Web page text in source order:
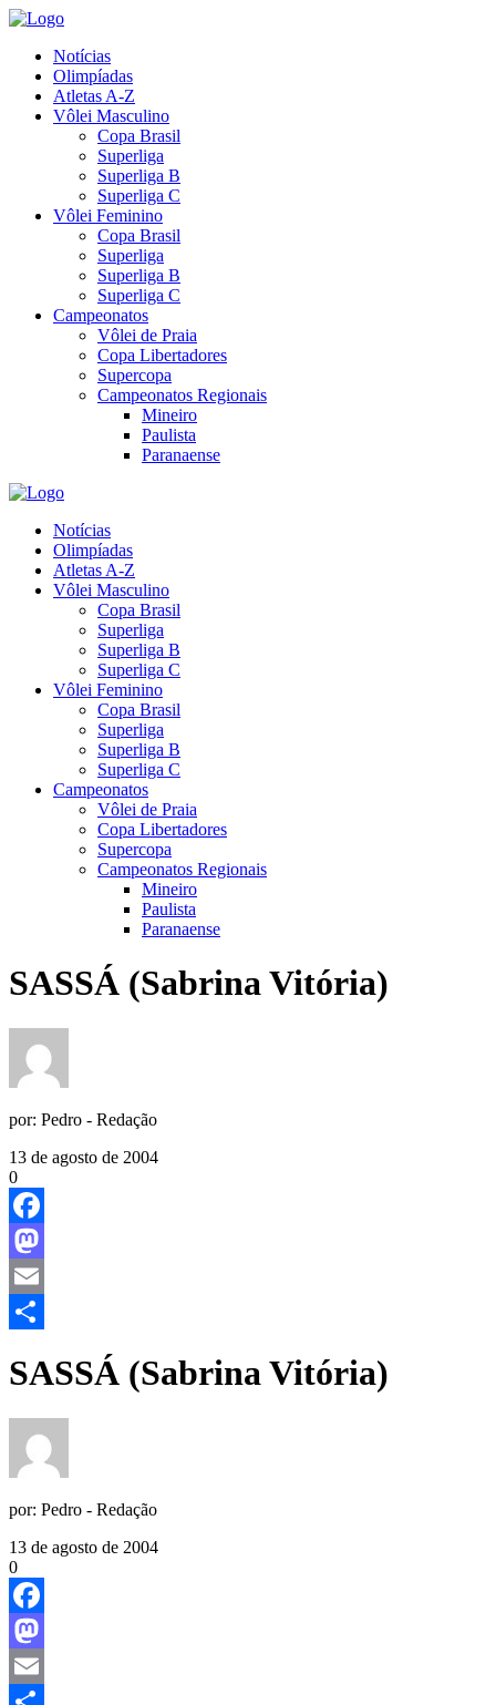
Notícias
Olimpíadas
Atletas A-Z
Vôlei Masculino
Copa Brasil
Superliga
Superliga B
Superliga C
Vôlei Feminino
Copa Brasil
Superliga
Superliga B
Superliga C
Campeonatos
Vôlei de Praia
Copa Libertadores
Supercopa
Campeonatos Regionais
Mineiro
Paulista
Paranaense
Notícias
Olimpíadas
Atletas A-Z
Vôlei Masculino
Copa Brasil
Superliga
Superliga B
Superliga C
Vôlei Feminino
Copa Brasil
Superliga
Superliga B
Superliga C
Campeonatos
Vôlei de Praia
Copa Libertadores
Supercopa
Campeonatos Regionais
Mineiro
Paulista
Paranaense
SASSÁ (Sabrina Vitória)
por: Pedro - Redação
13 de agosto de 2004
0
Facebook
Mastodon
Email
SASSÁ (Sabrina Vitória)
por: Pedro - Redação
13 de agosto de 2004
0
Facebook
Mastodon
Email